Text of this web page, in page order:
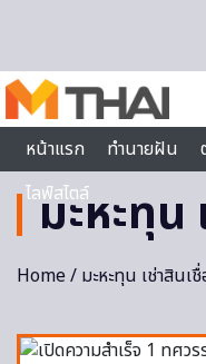
หน้าแรก
ทำนายฝัน
ไลฟ์สไตล์
มะหะทุน
Home/ มะหะทุน เช่าสินเชื่